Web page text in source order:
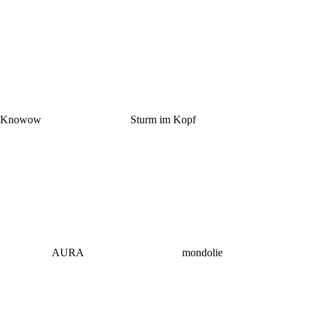
Knowow Sturm im Kopf
AURA mondolie